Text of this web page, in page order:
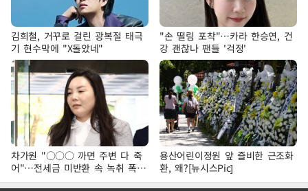
김희철, 거꾸로 걸린 광복절 태극
기 현수막에 "X돌았네"
"손 떨림 포착"…카라 한승연, 건
강 괜찮나 팬들 '걱정'
차가원 "○○○ 까면 주변 다 죽
어"…전세금 미반환 속 녹취 폭로
파장
용산어린이정원 앞 즐비한 근조화
환, 왜?[뉴시스Pic]